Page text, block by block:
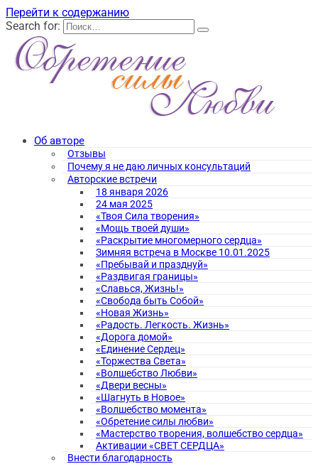
Перейти к содержанию
Search for:
Об авторе
Отзывы
Почему я не даю личных консультаций
Авторские встречи
18 января 2026
24 мая 2025
«Твоя Сила творения»
«Мощь твоей души»
«Раскрытие многомерного сердца»
Зимняя встреча в Москве 10.01.2025
«Пребывай и празднуй»
«Раздвигая границы»
«Славься, Жизнь!»
«Свобода быть Собой»
«Новая Жизнь»
«Радость. Легкость. Жизнь»
«Дорога домой»
«Единение Сердец»
«Торжества Света»
«Волшебство Любви»
«Двери весны»
«Шагнуть в Новое»
«Волшебство момента»
«Обретение силы любви»
«Мастерство творения, волшебство сердца»
Активации «СВЕТ СЕРДЦА»
Внести благодарность